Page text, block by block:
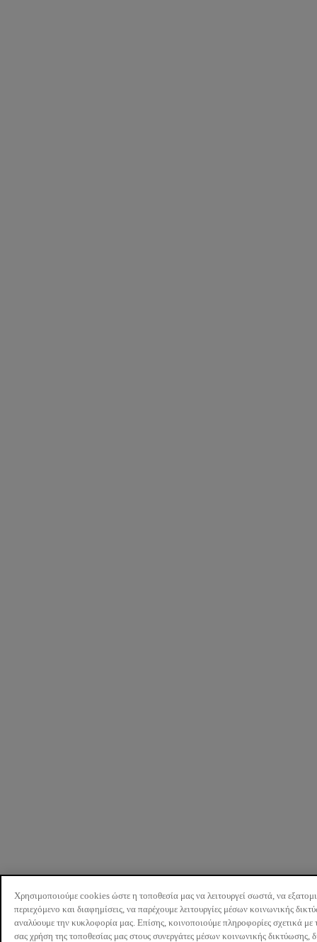
Χρησιμοποιούμε cookies ώστε η τοποθεσία μας να λειτουργεί σωστά, να
περιεχόμενο και διαφημίσεις, να παρέχουμε λειτουργίες μέσων κοινωνικής
αναλύουμε την κυκλοφορία μας. Επίσης, κοινοποιούμε πληροφορίες σχετικά με
σας χρήση της τοποθεσίας μας στους συνεργάτες μέσων κοινωνικής δικτύωσης,